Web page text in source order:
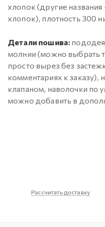
хлопок (другие названия
хлопок), плотность 300
Детали пошива:
молнии (можно выбрать
просто вырез без
комментариях к заказу),
клапаном, наволочки по
можно добавить в
Рассчитать доставку